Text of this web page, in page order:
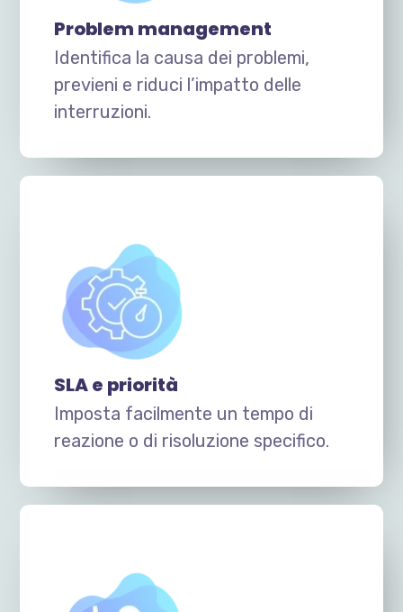
Problem management
Identifica la causa dei problemi,
previeni e riduci l’impatto delle
interruzioni.
SLA e priorità
Imposta facilmente un tempo di
reazione o di risoluzione specifico.